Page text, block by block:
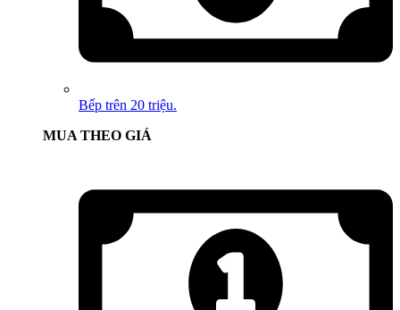
Bếp trên 20 triệu.
MUA THEO GIÁ